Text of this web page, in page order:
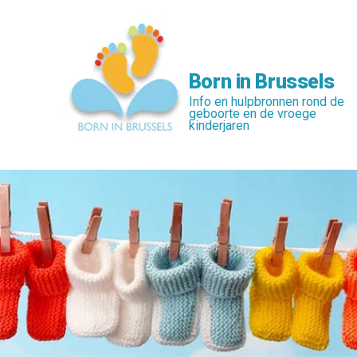
Born in Brussels
Info en hulpbronnen rond de
geboorte en de vroege
kinderjaren